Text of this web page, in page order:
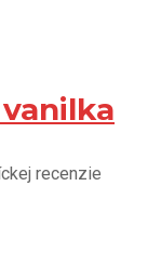
vanilka
recenzie